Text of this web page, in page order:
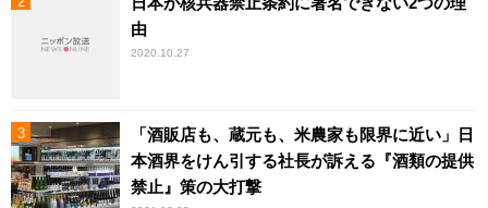
由
2020.10.27
「酒販店も、蔵元も、米農家も限界に近い」日
本酒界をけん引する社長が訴える『酒類の提供
禁止』策の大打撃